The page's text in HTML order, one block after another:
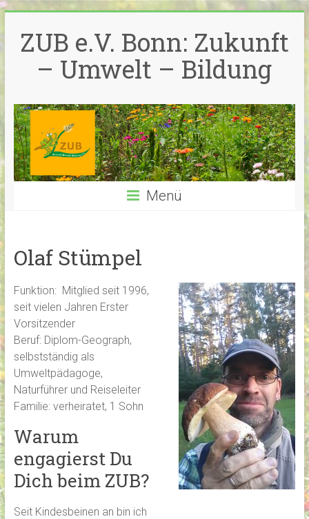
Inhalt
springen
ZUB e.V. Bonn: Zukunft
– Umwelt – Bildung
Menü
Olaf Stümpel
Funktion: Mitglied seit 1996,
seit vielen Jahren Erster
Vorsitzender
Beruf: Diplom-Geograph,
selbstständig als
Umweltpädagoge,
Naturführer und Reiseleiter
Familie: verheiratet, 1 Sohn
Warum
engagierst Du
Dich beim ZUB?
Seit Kindesbeinen an bin ich